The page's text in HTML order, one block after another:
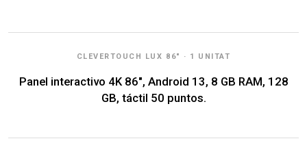
CLEVERTOUCH LUX 86" · 1 UNITAT
Panel interactivo 4K 86", Android 13, 8 GB RAM, 128
GB, táctil 50 puntos.